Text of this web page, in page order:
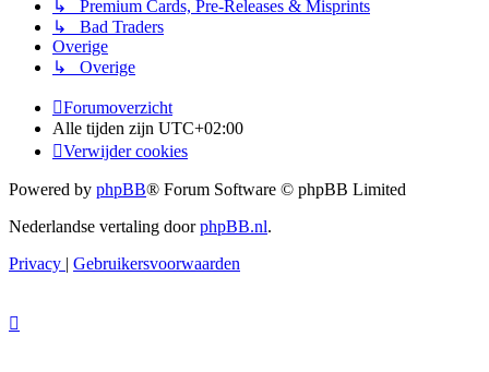
↳ Premium Cards, Pre-Releases & Misprints
↳ Bad Traders
Overige
↳ Overige
Forumoverzicht
Alle tijden zijn UTC+02:00
Verwijder cookies
Powered by phpBB® Forum Software © phpBB Limited
Nederlandse vertaling doorphpBB.nl.
Privacy | Gebruikersvoorwaarden